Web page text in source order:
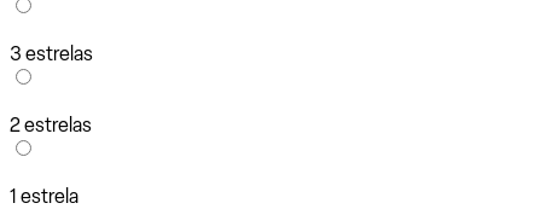
3 estrelas
2 estrelas
1 estrela